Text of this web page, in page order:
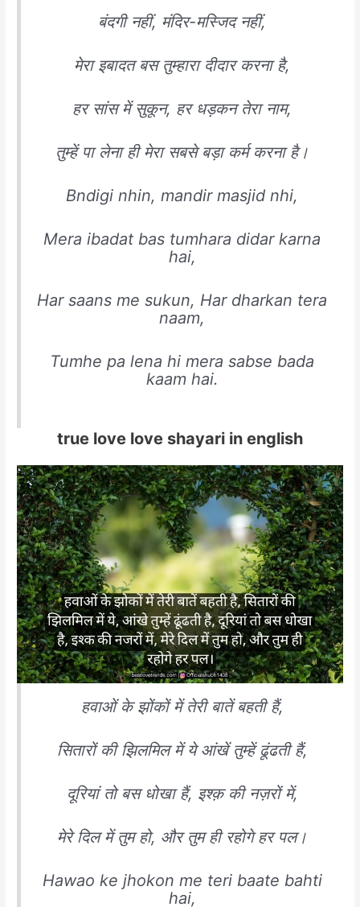
बंदगी नहीं, मंदिर-मस्जिद नहीं,
मेरा इबादत बस तुम्हारा दीदार करना है,
हर सांस में सुकून, हर धड़कन तेरा नाम,
तुम्हें पा लेना ही मेरा सबसे बड़ा कर्म करना है।
Bndigi nhin, mandir masjid nhi,
Mera ibadat bas tumhara didar karna
hai,
Har saans me sukun, Har dharkan tera
naam,
Tumhe pa lena hi mera sabse bada
kaam hai.
true love love shayari in english
हवाओं के झोंकों में तेरी बातें बहती हैं,
सितारों की झिलमिल में ये आंखें तुम्हें ढूंढती हैं,
दूरियां तो बस धोखा हैं, इश्क़ की नज़रों में,
मेरे दिल में तुम हो, और तुम ही रहोगे हर पल।
Hawao ke jhokon me teri baate bahti
hai,